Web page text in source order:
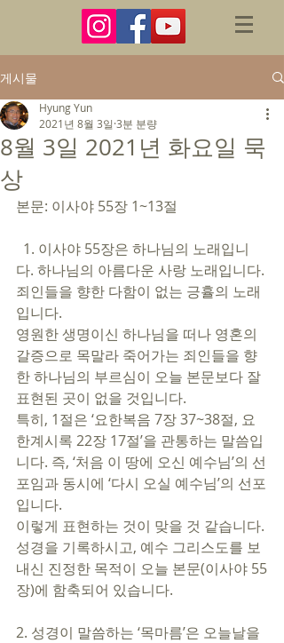
게시물
8월 3일 2021년 화요일 묵
상
Hyung Yun
2021년 8월 3일 3분 분량
본문: 이사야 55장 1~13절
다. 하나님의 아름다운 사랑 노래입니다.
죄인들을 향한 다함이 없는 긍휼의 노래
입니다.
영원한 생명이신 하나님을 떠나 영혼의
갈증으로 목말라 죽어가는 죄인들을 향
한 하나님의 부르심이 오늘 본문보다 잘
표현된 곳이 없을 것입니다.
특히, 1절은 ‘요한복음 7장 37~38절, 요
한계시록 22장 17절’을 관통하는 말씀입
니다. 즉, ‘처음 이 땅에 오신 예수님’의 선
포임과 동시에 ‘다시 오실 예수님’의 선포
입니다.
이렇게 표현하는 것이 맞을 것 같습니다.
성경을 기록하시고, 예수 그리스도를 보
내신 진정한 목적이 오늘 본문(이사야 55
장)에 함축되어 있습니다.
2. 성경이 말씀하는 ‘목마름’은 오늘날을